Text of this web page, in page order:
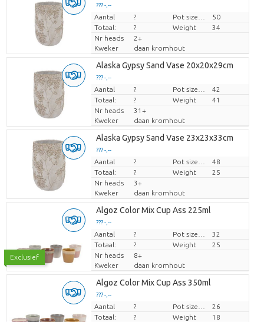
??? -,--
Prijs per stuk
Aantal ?
50
Totaal:
? Weight
34
Nr heads
2+
Kweker
daan kromhout
Alaska Gypsy Sand Vase 20x20x29cm
??? -,--
Prijs per stuk
Aantal ?
42
Totaal:
? Weight
41
Nr heads
31+
Kweker
daan kromhout
Alaska Gypsy Sand Vase 23x23x33cm
??? -,--
Prijs per stuk
Aantal ?
48
Totaal:
? Weight
25
Nr heads
3+
Kweker
daan kromhout
Exclusief
Algoz Color Mix Cup Ass 225ml
??? -,--
Prijs per stuk
Aantal ?
32
Totaal:
? Weight
25
Nr heads
8+
Kweker
daan kromhout
Algoz Color Mix Cup Ass 350ml
??? -,--
Prijs per stuk
Aantal ?
26
Totaal:
? Weight
18